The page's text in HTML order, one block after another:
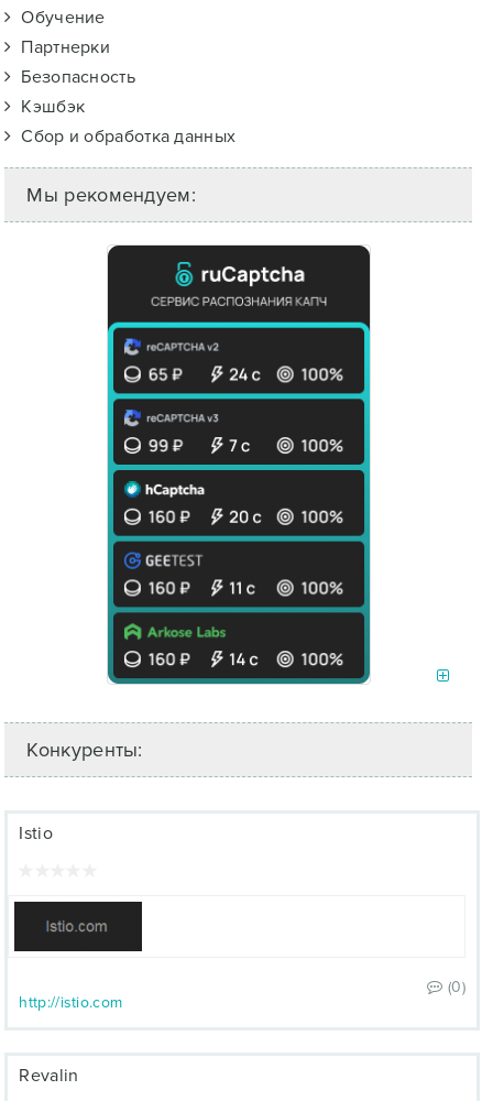
Обучение
Партнерки
Безопасность
Кэшбэк
Сбор и обработка данных
Мы рекомендуем:
Конкуренты:
Istio
(0)
http://istio.com
Revalin